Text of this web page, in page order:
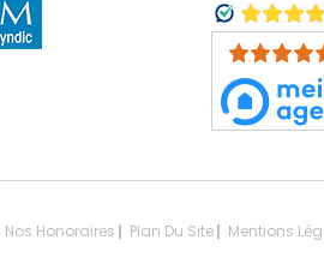
Nos Honoraires Plan Du Site Mentions